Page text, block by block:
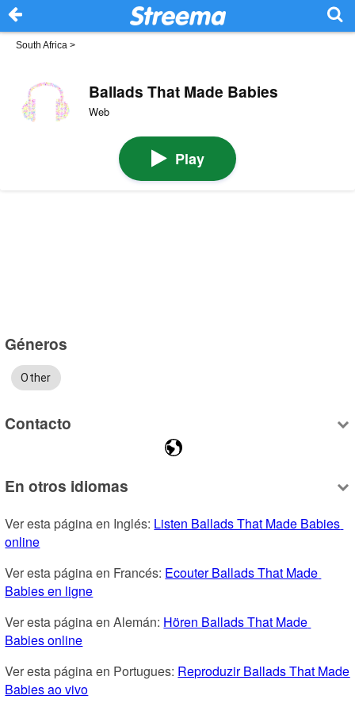
South Africa >
Ballads That Made Babies
Web
Play
Géneros
Other
Contacto
En otros idiomas
Ver esta página en Inglés: Listen Ballads That Made Babies
online
Ver esta página en Francés: Ecouter Ballads That Made
Babies en ligne
Ver esta página en Alemán: Hören Ballads That Made
Babies online
Ver esta página en Portugues: Reproduzir Ballads That Made
Babies ao vivo